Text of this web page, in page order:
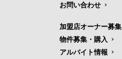
お問い合わせ
加盟店オーナー募集
物件募集・購入
アルバイト情報